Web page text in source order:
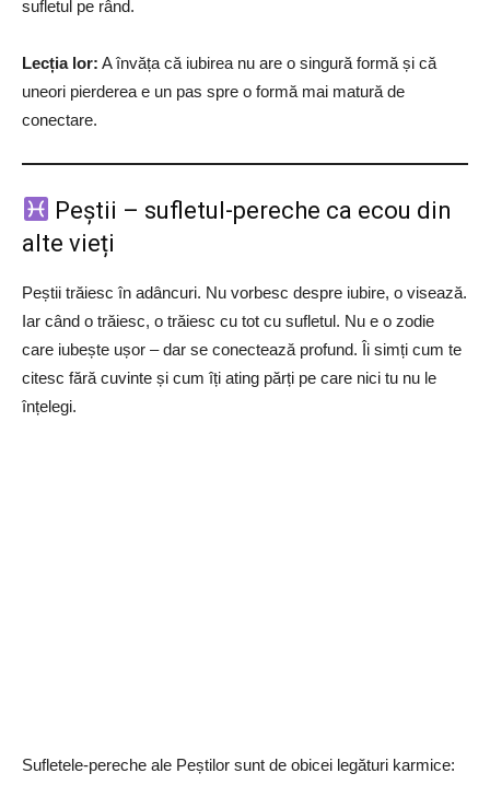
sufletul pe rând.
Lecția lor: A învăța că iubirea nu are o singură formă și că
uneori pierderea e un pas spre o formă mai matură de
conectare.
Peștii – sufletul-pereche ca ecou din
alte vieți
Peștii trăiesc în adâncuri. Nu vorbesc despre iubire, o visează.
Iar când o trăiesc, o trăiesc cu tot cu sufletul. Nu e o zodie
care iubește ușor – dar se conectează profund. Îi simți cum te
citesc fără cuvinte și cum îți ating părți pe care nici tu nu le
înțelegi.
Sufletele-pereche ale Peștilor sunt de obicei legături karmice: